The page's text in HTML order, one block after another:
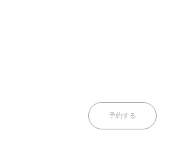
予約する